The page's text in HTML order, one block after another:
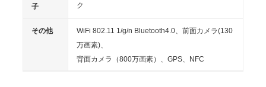
子
ク
その他
WiFi 802.11 1/g/n Bluetooth4.0、前面カメラ(130
万画素)、
背面カメラ（800万画素）、GPS、NFC